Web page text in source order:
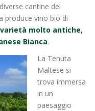
cantine del
produce vino bio di
varietà molto antiche,
Bianca.
La Tenuta
Maltese si
trova immersa
in un
paesaggio